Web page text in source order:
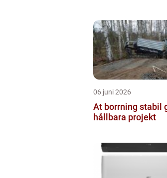
06 juni 2026
At borrning stabil grund för
hållbara projekt